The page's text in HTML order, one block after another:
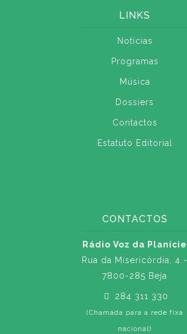
LINKS
Notícias
Programas
Música
Dossiers
Contactos
Estatuto Editorial
CONTACTOS
Rádio Voz da Planície
Rua da Misericórdia, 4 -
7800-285 Beja
284 311 330
(Chamada para a rede fixa
nacional)